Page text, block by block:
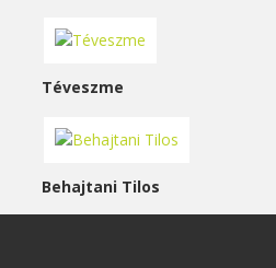
Téveszme
Behajtani Tilos